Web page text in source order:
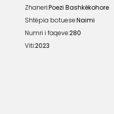
Zhaneri:Poezi Bashkëkohore
Shtëpia botuese:Naimi
Numri i faqeve:280
Viti:2023